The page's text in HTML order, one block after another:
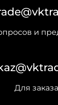
и
Для заказа